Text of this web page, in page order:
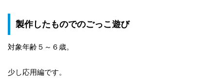
製作したものでのごっこ遊び
対象年齢５～６歳。
少し応用編です。